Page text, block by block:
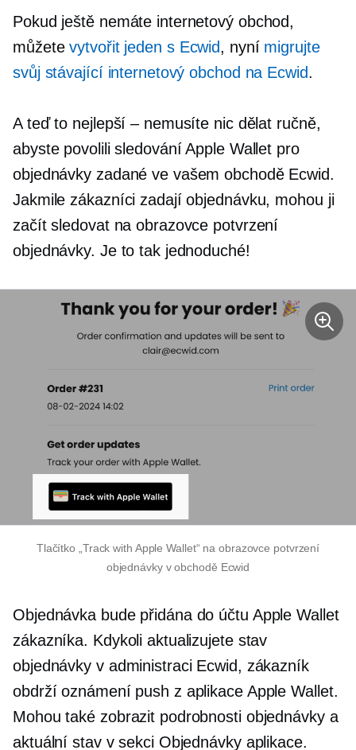
Pokud ještě nemáte internetový obchod,
můžetevytvořit jeden s Ecwid, nyní migrujte
svůj stávající internetový obchod na Ecwid.
A teď to nejlepší – nemusíte nic dělat ručně,
abyste povolili sledování Apple Wallet pro
objednávky zadané ve vašem obchodě Ecwid.
Jakmile zákazníci zadají objednávku, mohou ji
začít sledovat na obrazovce potvrzení
objednávky. Je to tak jednoduché!
Tlačítko „Track with Apple Wallet“ na obrazovce potvrzení
objednávky v obchodě Ecwid
Objednávka bude přidána do účtu Apple Wallet
zákazníka. Kdykoli aktualizujete stav
objednávky v administraci Ecwid, zákazník
obdrží oznámení push z aplikace Apple Wallet.
Mohou také zobrazit podrobnosti objednávky a
aktuální stav v sekci Objednávky aplikace.